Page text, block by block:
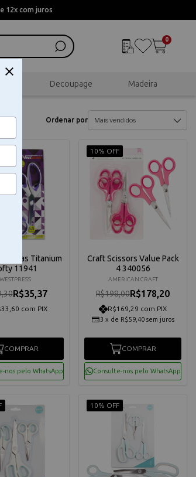
12x com juros
0
Decoupage Madeira
Ordenar por
Titanium
11941
WESTPRESS
R$35,37
com PIX
COMPRAR
nos pelo WhatsApp
10% OFF
Craft Scissors Value Pack
4 340056
AMERICAN CRAFT
R$198,00R$178,20
R$169,29 com PIX
3 x de R$59,40 sem juros
COMPRAR
Consulte-nos pelo WhatsApp
10% OFF